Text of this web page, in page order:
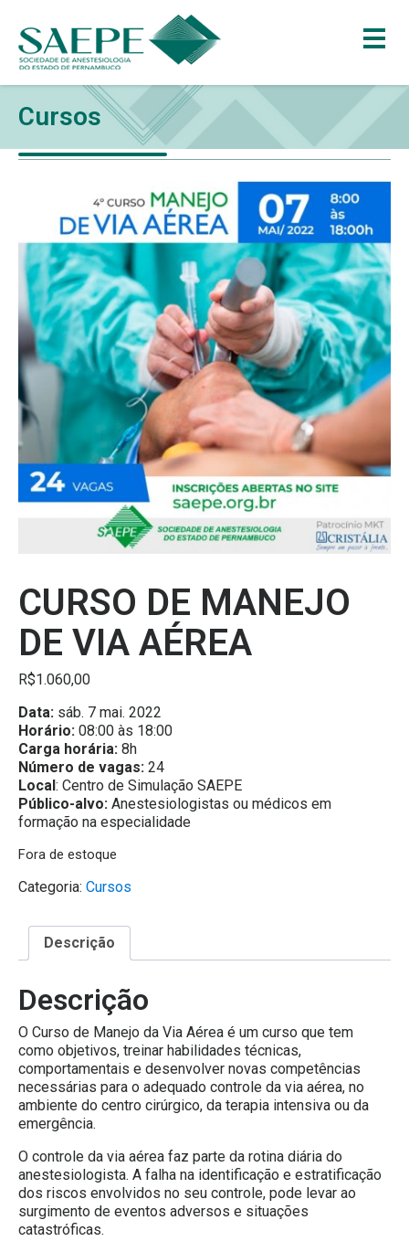
Cursos
CURSO DE MANEJO
DE VIA AÉREA
R$1.060,00
Data: sáb. 7 mai. 2022
Horário: 08:00 às 18:00
Carga horária: 8h
Número de vagas: 24
Local: Centro de Simulação SAEPE
Público-alvo: Anestesiologistas ou médicos em
formação na especialidade
Fora de estoque
Categoria: Cursos
Descrição
Descrição
O Curso de Manejo da Via Aérea é um curso que tem
como objetivos, treinar habilidades técnicas,
comportamentais e desenvolver novas competências
necessárias para o adequado controle da via aérea, no
ambiente do centro cirúrgico, da terapia intensiva ou da
emergência.
O controle da via aérea faz parte da rotina diária do
anestesiologista. A falha na identificação e estratificação
dos riscos envolvidos no seu controle, pode levar ao
surgimento de eventos adversos e situações
catastróficas.